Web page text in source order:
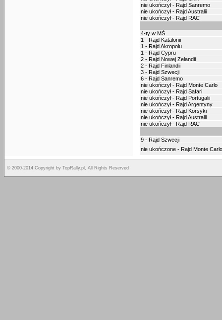
nie ukończył - Rajd Sanremo
nie ukończył - Rajd Australii
nie ukończył - Rajd RAC
4-ty w MŚ
1 - Rajd Katalonii
1 - Rajd Akropolu
1 - Rajd Cypru
2 - Rajd Nowej Zelandii
2 - Rajd Finlandii
3 - Rajd Szwecji
6 - Rajd Sanremo
nie ukończył - Rajd Monte Carlo
nie ukończył - Rajd Safari
nie ukończył - Rajd Portugalii
nie ukończył - Rajd Argentyny
nie ukończył - Rajd Korsyki
nie ukończył - Rajd Australii
nie ukończył - Rajd RAC
9 - Rajd Szwecji
nie ukończone - Rajd Monte Carlo
© 2000-2014 Copyright by TopRally.pl, All Rights Reserved